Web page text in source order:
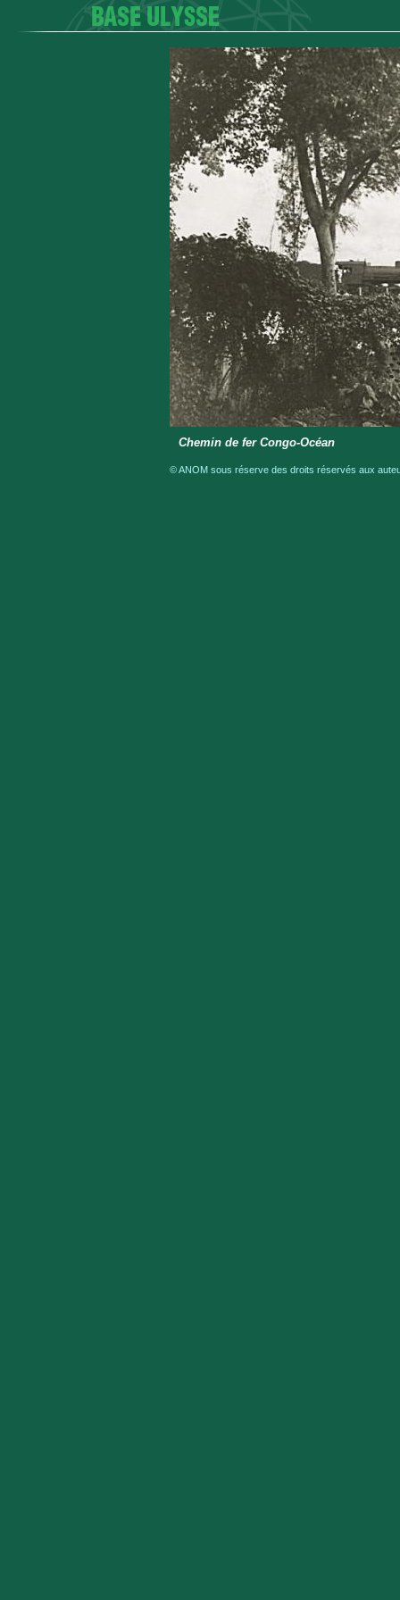
Chemin de fer Congo-Océan
© ANOM sous réserve des droits réservés aux